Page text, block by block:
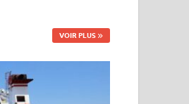
VOIR PLUS